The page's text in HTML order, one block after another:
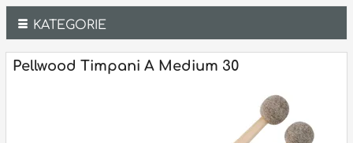
KATEGORIE
Bicí
Pellwood Timpani A Medium 30